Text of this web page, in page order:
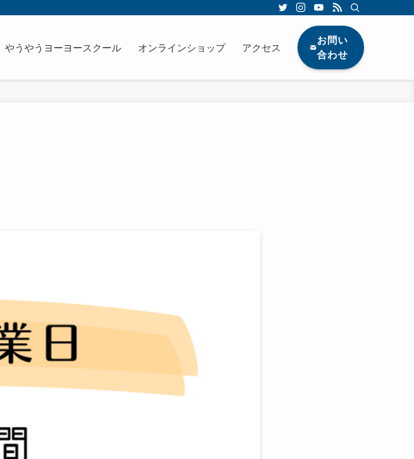
やうやうヨーヨースクール オンラインショップ アクセス
お問い
合わせ